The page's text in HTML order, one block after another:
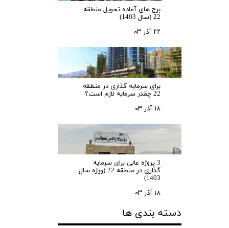
برج های آماده تحویل منطقه
22 (سال 1403)
۲۲ آذر ۰۳
برای سرمایه‌ گذاری در منطقه
22 چقدر سرمایه لازم است؟
۱۸ آذر ۰۳
3 پروژه عالی برای سرمایه
گذاری در منطقه 22 (ویژه سال
1403)
۱۸ آذر ۰۳
دسته بندی ها